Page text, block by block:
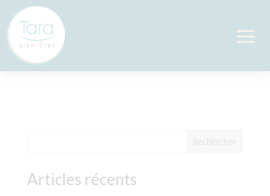
Magnétisme
parSylvie
Rechercher
Articles récents